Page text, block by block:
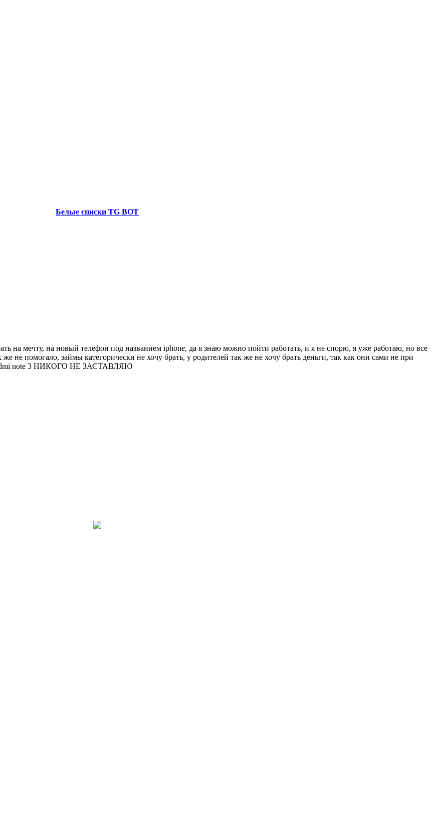
Белые списки TG BOT
на мечту, на новый телефон под названием iphone, да я знаю можно пойти работать, и я не спорю, я уже работаю, но все
не помогало, займы категорически не хочу брать, у родителей так же не хочу брать деньги, так как они сами не при
redmi note 3 НИКОГО НЕ ЗАСТАВЛЯЮ